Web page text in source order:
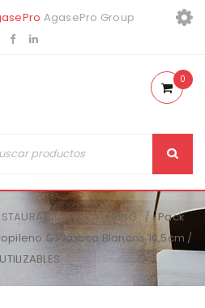
AgasePro Group
0
& CATERING /
Pack
& Plástico Blancos 16,5cm /